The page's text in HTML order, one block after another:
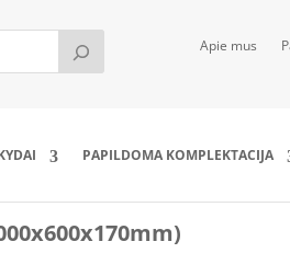
Apie mus
PAPILDOMA KOMPLEKTACIJA